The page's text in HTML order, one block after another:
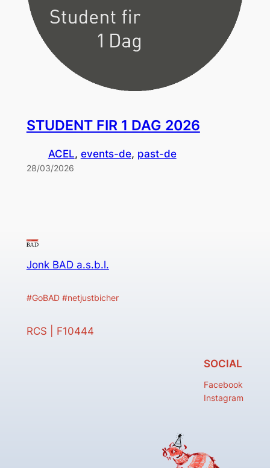
STUDENT FIR 1 DAG 2026
ACEL, events-de, past-de
28/03/2026
Jonk BAD a.s.b.l.
#GoBAD #netjustbicher
RCS | F10444
SOCIAL
Facebook
Instagram